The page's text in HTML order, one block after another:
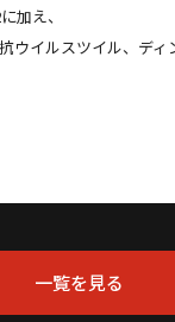
加え、
ウイルスツイル、ディ
一覧を見る